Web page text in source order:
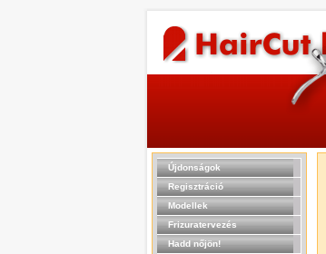
Újdonságok
Regisztráció
Modellek
Frizuratervezés
Hadd nőjön!